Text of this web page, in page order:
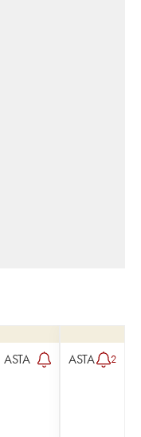
ASTA ASTA 2